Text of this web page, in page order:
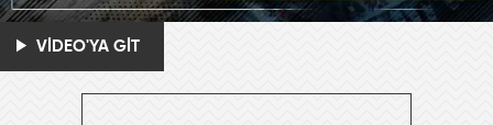
VİDEO'YA GİT